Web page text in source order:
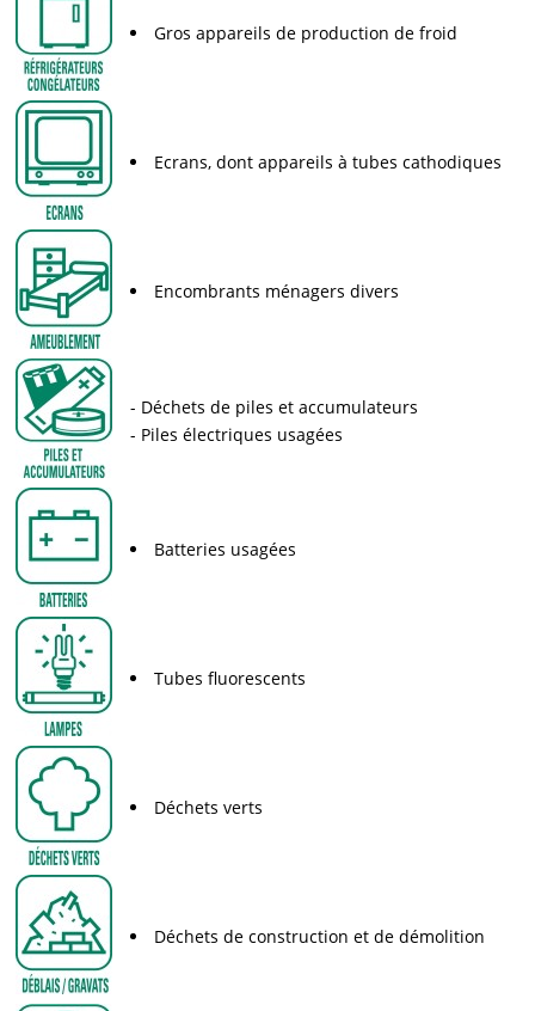
Gros appareils de production de froid
Ecrans, dont appareils à tubes cathodiques
Encombrants ménagers divers
Déchets de piles et accumulateurs
Piles électriques usagées
Batteries usagées
Tubes fluorescents
Déchets verts
Déchets de construction et de démolition